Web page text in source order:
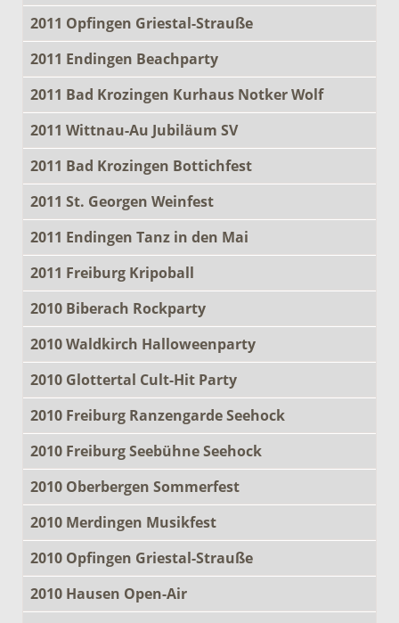
2011 Opfingen Griestal-Strauße
2011 Endingen Beachparty
2011 Bad Krozingen Kurhaus Notker Wolf
2011 Wittnau-Au Jubiläum SV
2011 Bad Krozingen Bottichfest
2011 St. Georgen Weinfest
2011 Endingen Tanz in den Mai
2011 Freiburg Kripoball
2010 Biberach Rockparty
2010 Waldkirch Halloweenparty
2010 Glottertal Cult-Hit Party
2010 Freiburg Ranzengarde Seehock
2010 Freiburg Seebühne Seehock
2010 Oberbergen Sommerfest
2010 Merdingen Musikfest
2010 Opfingen Griestal-Strauße
2010 Hausen Open-Air